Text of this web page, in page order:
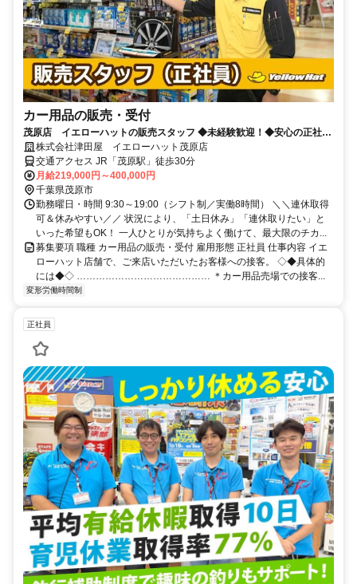
カー用品の販売・受付
茂原店 イエローハットの販売スタッフ ◆未経験歓迎！◆安心の正社
員！ ◆車好きにピッタリな仕事
株式会社津田屋 イエローハット茂原店
交通アクセス JR「茂原駅」徒歩30分
月給219,000円～400,000円
千葉県茂原市
勤務曜日・時間 9:30～19:00（シフト制／実働8時間） ＼＼連休取得
可＆休みやすい／／ 状況により、「土日休み」「連休取りたい」と
いった希望もOK！ 一人ひとりが気持ちよく働けて、最大限のチカ...
募集要項 職種 カー用品の販売・受付 雇用形態 正社員 仕事内容 イエ
ローハット店舗で、ご来店いただいたお客様への接客。 ◇◆具体的
には◆◇ …………………………………… ＊カー用品売場での接客...
変形労働時間制
正社員